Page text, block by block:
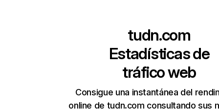
tudn.com
Estadísticas de
tráfico web
Consigue una instantánea del
online de tudn.com consultando sus